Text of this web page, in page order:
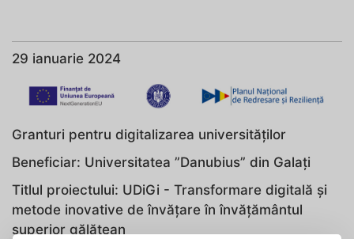
29 ianuarie 2024
Granturi pentru digitalizarea universităților
Beneficiar: Universitatea ”Danubius” din Galați
Titlul proiectului: UDiGi - Transformare digitală și
metode inovative de învățare în învățământul
superior gălățean